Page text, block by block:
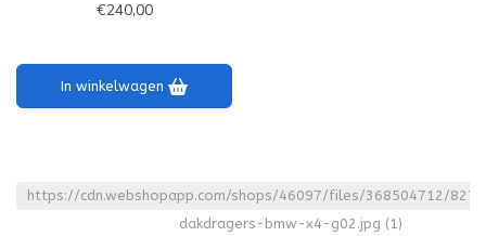
€240,00
In winkelwagen
https://cdn.webshopapp.com/shops/46097/files/368504712/
dakdragers-bmw-x4-g02.jpg (1)